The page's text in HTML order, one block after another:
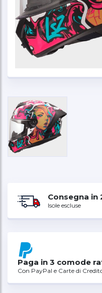
Consegna in
Isole escluse
Paga in 3 comode
Con PayPal e Carte di